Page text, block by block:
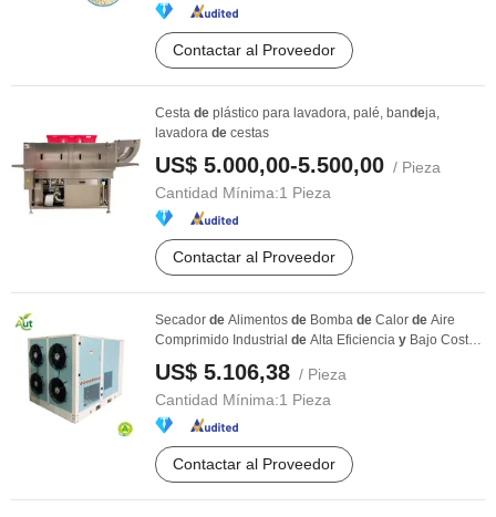
Contactar al Proveedor
Cesta de plástico para lavadora, palé, bandeja,
lavadora de cestas
US$ 5.000,00-5.500,00 / Pieza
Cantidad Mínima:1 Pieza
Contactar al Proveedor
Secador de Alimentos de Bomba de Calor de Aire
Comprimido Industrial de Alta Eficiencia y Bajo Costo
US$ 5.106,38 / Pieza
Cantidad Mínima:1 Pieza
Contactar al Proveedor